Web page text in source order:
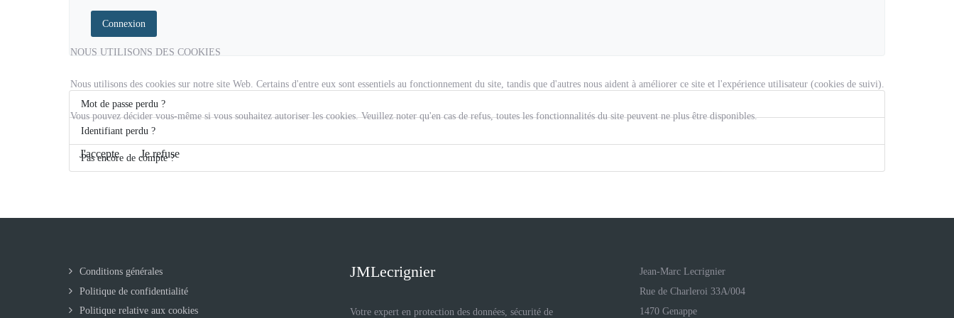
Connexion
Mot de passe perdu ?
Identifiant perdu ?
Pas encore de compte ?
Conditions générales
Politique de confidentialité
Politique relative aux cookies
JMLecrignier
Votre expert en protection des données, sécurité de
Jean-Marc Lecrignier
Rue de Charleroi 33A/004
1470 Genappe
NOUS UTILISONS DES COOKIES
Nous utilisons des cookies sur notre site Web. Certains d'entre eux sont essentiels au fonctionnement du site, tandis que d'autres nous aident à améliorer ce site et l'expérience utilisateur (cookies de suivi).
Vous pouvez décider vous-même si vous souhaitez autoriser les cookies. Veuillez noter qu'en cas de refus, toutes les fonctionnalités du site peuvent ne plus être disponibles.
J'accepte Je refuse